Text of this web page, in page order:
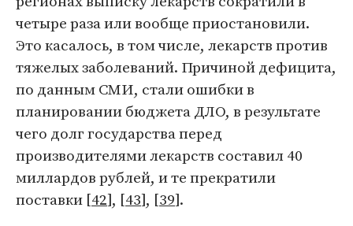
четыре раза или вообще приостановили.
Это касалось, в том числе, лекарств против
тяжелых заболеваний. Причиной дефицита,
по данным СМИ, стали ошибки в
планировании бюджета ДЛО, в результате
чего долг государства перед
производителями лекарств составил 40
миллардов рублей, и те прекратили
поставки [42], [43], [39].